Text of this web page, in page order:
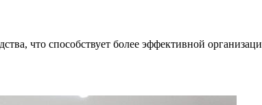
что способствует более эффективной